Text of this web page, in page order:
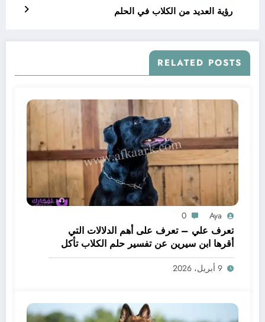
رؤية العديد من الكلاب في الحلم
RELATED POSTS
Aya
0
تعرف علي – تعرف على أهم الدلالات التي
أقرها ابن سيرين عن تفسير حلم الكلاب تأكل
لحم – بالتفصيل
9 أبريل، 2026